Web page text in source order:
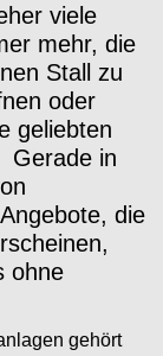
viele
mehr, die
Stall zu
oder
geliebten
Gerade in
die
ohne
gehört